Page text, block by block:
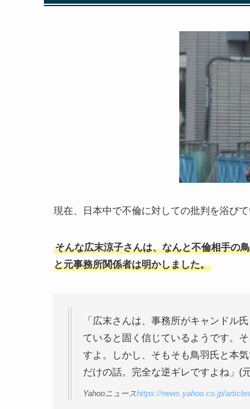
現在、日本中で不倫に対しての批判を浴びて
そんな広末涼子さんは、なんと不倫相手の
と元事務所関係者は明かしました。
「広末さんは、事務所がキャンドル
ていると固く信じているようです。
すよ。しかし、そもそも鳥羽氏と本
だけの話。完全な逆ギレですよね」(
Yahooニュースhttps://news.yahoo.co.jp/